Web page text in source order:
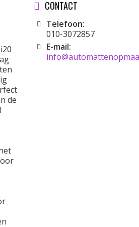
de
CONTACT
Telefoon:
010-3072857
E-mail: